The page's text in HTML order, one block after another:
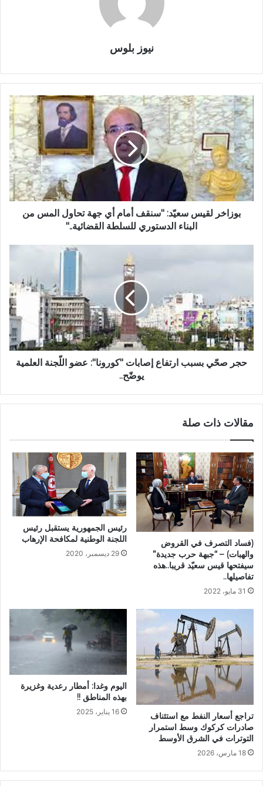
نيوز بلوس
بوزاخر لقيس سعيّد: "سنقف أمام أي جهة تحاول المس من
البناء الدستوري للسلطة القضائية.."
حجر صحّي بسبب ارتفاع إصابات "كورونا": عضو اللّجنة العلمية
يوضّح..
مقالات ذات صلة
(فساد التصرف في القروض
والهبات) – “جبهة حرب جديدة”
سيفتحها قيس سعيّد قريبا..هذه
تفاصيلها..
31 مايو، 2022
رئيس الجمهورية يستقبل رئيس
اللجنة الوطنية لمكافحة الإرهاب
29 ديسمبر، 2020
تراجع أسعار النفط مع استئناف
صادرات كركوك وسط استمرار
التوترات في الشرق الأوسط
18 مارس، 2026
اليوم وغدا: أمطار رعدية وغزيرة
بهذه المناطق !!
16 يناير، 2025